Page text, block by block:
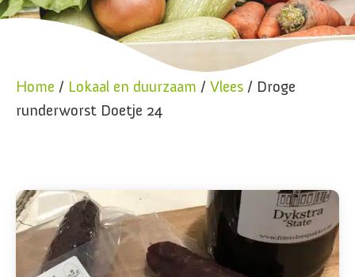
Home / Lokaal en duurzaam / Vlees / Droge
runderworst Doetje 24